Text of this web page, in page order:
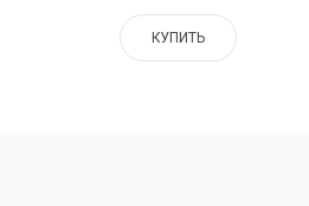
КУПИТЬ